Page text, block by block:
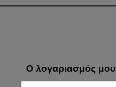
Ο λογαριασμός μου